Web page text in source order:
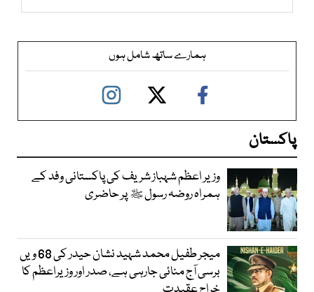
ہمارے ساتھ شامل ہوں
پاکستان
وزیر اعظم شہباز شریف کی پاکستانی وفد کے
ہمراہ روضہ رسول ﷺ پر حاضری
میجر طفیل محمد شہید نشان حیدر کی 68 ویں
برسی آج منائی جارہی ہے، صدر اور وزیراعظم کا